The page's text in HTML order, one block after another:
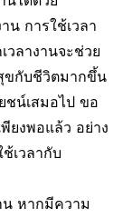
น การใช้เวลา
วลางานจะช่วย
ขกับชีวิตมากขึ้น
ชน์เสมอไป ขอ
ยงพอแล้ว อย่าง
เวลากับ
น หากมีความ